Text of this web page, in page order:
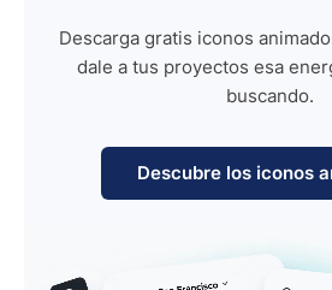
Descarga gratis iconos
dale a tus proyectos esa
buscando.
Descubre los iconos